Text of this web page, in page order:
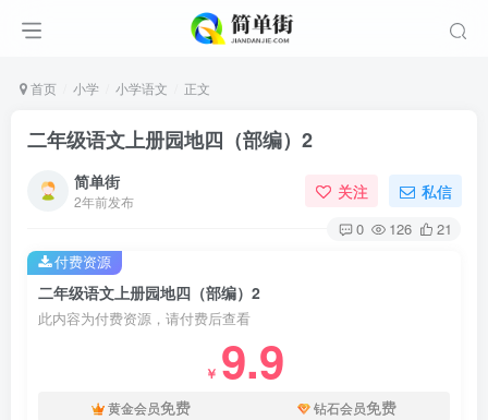
首页 小学 小学语文 正文
二年级语文上册园地四（部编）2
简单街
2年前发布 关注 私信
0 126 21
二年级语文上册园地四（部编）2
此内容为付费资源，请付费后查看
￥ 9.9
黄金会员免费 钻石会员免费
付费资源